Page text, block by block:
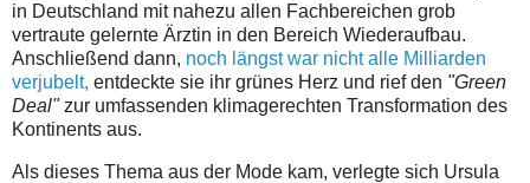
in Deutschland mit nahezu allen Fachbereichen grob
vertraute gelernte Ärztin in den Bereich Wiederaufbau.
Anschließend dann, noch längst war nicht alle Milliarden
verjubelt, entdeckte sie ihr grünes Herz und rief den "Green
Deal"zur umfassenden klimagerechten Transformation des
Kontinents aus.
Als dieses Thema aus der Mode kam, verlegte sich Ursula